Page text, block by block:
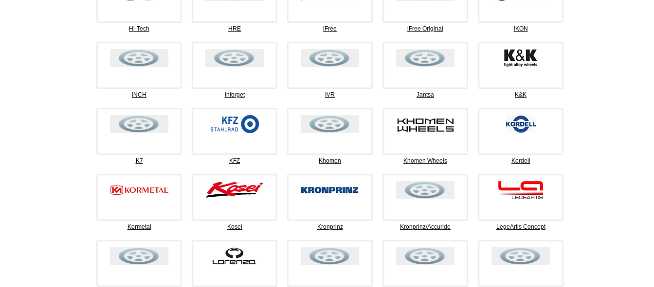
Hi-Tech HRE iFree iFree Original IKON
INCH Inforget IVR Jantsa K&K
K7 KFZ Khomen Khomen Wheels Kordell
Kormetal Kosei Kronprinz Kronprinz/Accuride LegeArtis Concept